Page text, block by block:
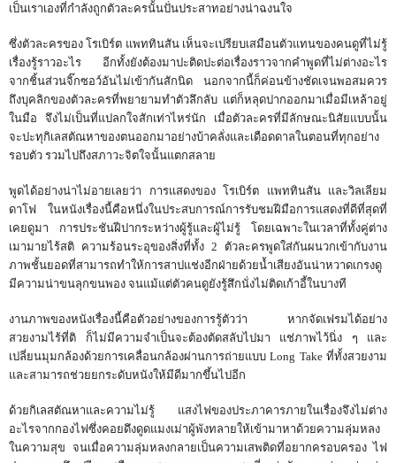
เป็นเราเองที่กำลังถูกตัวละครนั้นปั่นประสาทอย่างน่าฉงนใจ
ซึ่งตัวละครของ โรเบิร์ต แพททินสัน เห็นจะเปรียบเสมือนตัวแทนของคนดูที่ไม่รู้
เรื่องรู้ราวอะไร อีกทั้งยังต้องมาปะติดปะต่อเรื่องราวจากคำพูดที่ไม่ต่างอะไร
จากชิ้นส่วนจิ๊กซอว์อันไม่เข้ากันสักนิด นอกจากนี้ก็ค่อนข้างชัดเจนพอสมควร
ถึงบุคลิกของตัวละครที่พยายามทำตัวลึกลับ แต่ก็หลุดปากออกมาเมื่อมีเหล้าอยู่
ในมือ จึงไม่เป็นที่แปลกใจสักเท่าไหร่นัก เมื่อตัวละครที่มีลักษณะนิสัยแบบนั้น
จะปะทุกิเลสตัณหาของตนออกมาอย่างบ้าคลั่งและเดือดดาลในตอนที่ทุกอย่าง
รอบตัว รวมไปถึงสภาวะจิตใจนั้นแตกสลาย
พูดได้อย่างน่าไม่อายเลยว่า การแสดงของ โรเบิร์ต แพททินสัน และวิลเลียม
ดาโฟ ในหนังเรื่องนี้คือหนึ่งในประสบการณ์การรับชมฝีมือการแสดงที่ดีที่สุดที่
เคยดูมา การประชันฝีปากระหว่างผู้รู้และผู้ไม่รู้ โดยเฉพาะในเวลาที่ทั้งคู่ต่าง
เมามายไร้สติ ความร้อนระอุของสิ่งที่ทั้ง 2 ตัวละครพูดใส่กันผนวกเข้ากับงาน
ภาพชั้นยอดที่สามารถทำให้การสาปแช่งอีกฝ่ายด้วยน้ำเสียงอันน่าหวาดเกรงดู
มีความน่าขนลุกขนพอง จนแม้แต่ตัวคนดูยังรู้สึกนั่งไม่ติดเก้าอี้ในบางที
งานภาพของหนังเรื่องนี้คือตัวอย่างของการรู้ตัวว่า หากจัดเฟรมได้อย่าง
สวยงามไร้ที่ติ ก็ไม่มีความจำเป็นจะต้องตัดสลับไปมา แช่ภาพไว้นิ่ง ๆ และ
เปลี่ยนมุมกล้องด้วยการเคลื่อนกล้องผ่านการถ่ายแบบ Long Take ที่ทั้งสวยงาม
และสามารถช่วยยกระดับหนังให้มีดีมากขึ้นไปอีก
ด้วยกิเลสตัณหาและความไม่รู้ แสงไฟของประภาคารภายในเรื่องจึงไม่ต่าง
อะไรจากกองไฟซึ่งคอยดึงดูดแมงเม่าผู้พังทลายให้เข้ามาหาด้วยความลุ่มหลง
ในความสุข จนเมื่อความลุ่มหลงกลายเป็นความเสพติดที่อยากครอบครอง ไฟ